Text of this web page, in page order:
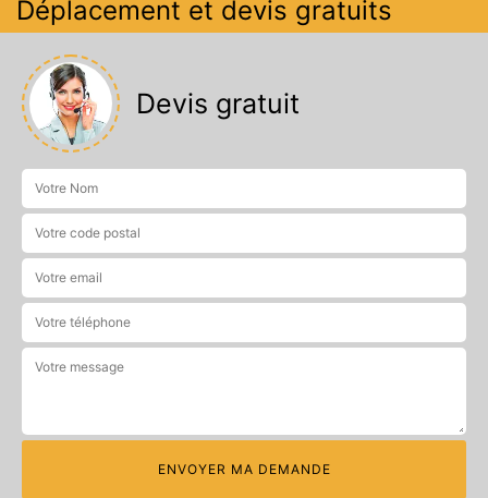
Déplacement et devis gratuits
Devis gratuit